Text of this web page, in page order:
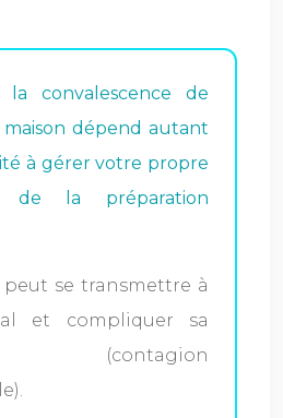
convalescence de
dépend autant
à gérer votre propre
de la préparation
peut se transmettre à
et compliquer sa
(contagion